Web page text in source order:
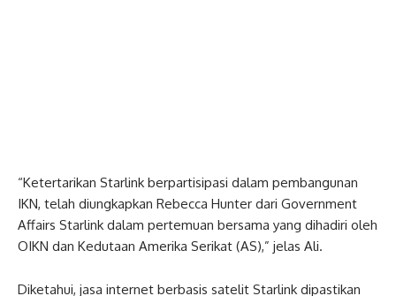
“Ketertarikan Starlink berpartisipasi dalam pembangunan
IKN, telah diungkapkan Rebecca Hunter dari Government
Affairs Starlink dalam pertemuan bersama yang dihadiri oleh
OIKN dan Kedutaan Amerika Serikat (AS),” jelas Ali.
Diketahui, jasa internet berbasis satelit Starlink dipastikan